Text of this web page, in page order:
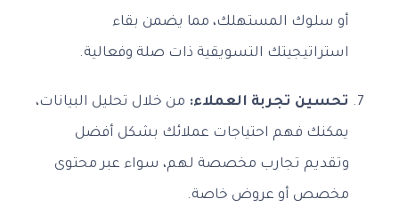
أو سلوك المستهلك، مما يضمن بقاء
استراتيجيتك التسويقية ذات صلة وفعالية.
تحسين تجربة العملاء: من خلال تحليل البيانات،
يمكنك فهم احتياجات عملائك بشكل أفضل
وتقديم تجارب مخصصة لهم، سواء عبر محتوى
مخصص أو عروض خاصة.